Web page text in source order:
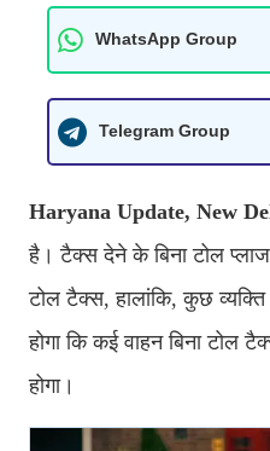
WhatsApp Group
Telegram Group
Haryana Update, New
है। टैक्स देने के बिना टोल
टोल टैक्स, हालांकि, कुछ
होगा कि कई वाहन बिना टोल
होगा।